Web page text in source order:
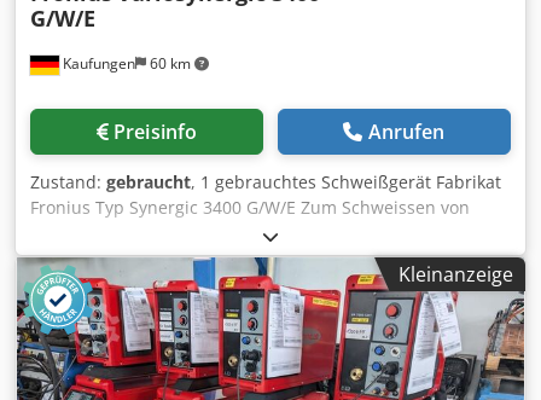
Kaufungen 60 km
G/W/E
Preisinfo Anrufen
Zustand: gebraucht, 1 gebrauchtes Schweißgerät Fabrikat
Fronius Typ Synergic 3400 G/W/E Zum Schweissen von
Stahl, Rostfrei und Alu mit dem MIG/MAG Prozess.
Technische Daten : Dedpfx Aeyl Id Toldjkr Max.
Schweissstrom 340 A Drahtdurchmesser 0,8/1,0/1,2 mm
möglich Anschlussspannung 380 Volt Einschaltdauer (ED)
35% 340 A Anzeige Digital Dimensionen (L x B x H) 890 x
460 x 945 mm Gewicht komplett 139 KG
Kleinanzeige